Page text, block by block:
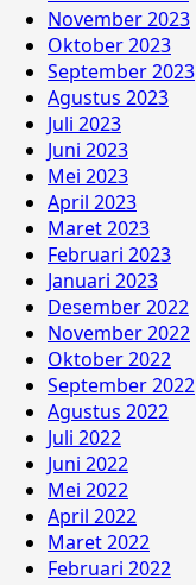
November 2023
Oktober 2023
September 2023
Agustus 2023
Juli 2023
Juni 2023
Mei 2023
April 2023
Maret 2023
Februari 2023
Januari 2023
Desember 2022
November 2022
Oktober 2022
September 2022
Agustus 2022
Juli 2022
Juni 2022
Mei 2022
April 2022
Maret 2022
Februari 2022